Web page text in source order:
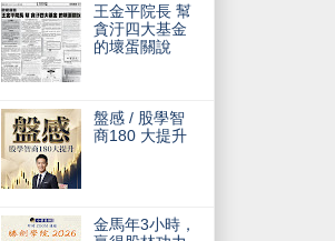
王金平院長 幫
貪汙四大基金
的壞蛋關說
盤感 / 股學智
商180 大提升
金馬年3小時，